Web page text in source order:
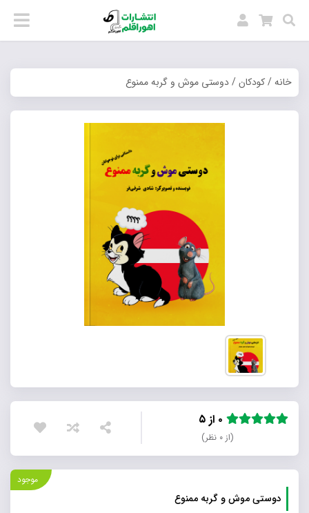
خانه/کودکان/ دوستی موش و گربه ممنوع
(از ۰ نظر)
موجود
دوستی موش و گربه ممنوع